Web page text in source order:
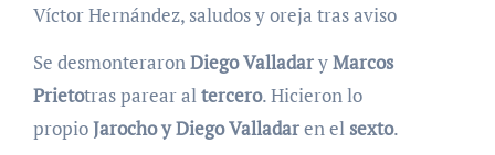
Víctor Hernández, saludos y oreja tras aviso
Se desmonteraronDiego ValladaryMarcos
Prietotras parear altercero. Hicieron lo
propioJarocho y Diego Valladaren el sexto.